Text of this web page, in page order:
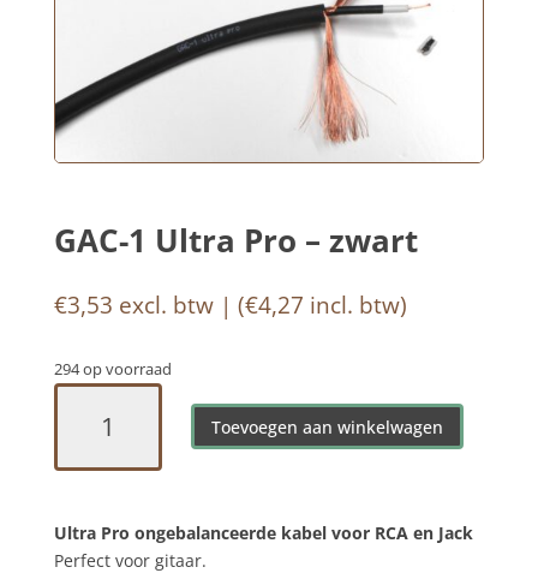
GAC-1 Ultra Pro – zwart
€3,53 excl. btw | (€4,27 incl. btw)
294 op voorraad
GAC-
Pro
zwart
aantal
Toevoegen aan winkelwagen
Ultra Pro ongebalanceerde kabel voor RCA en Jack
Perfect voor gitaar.